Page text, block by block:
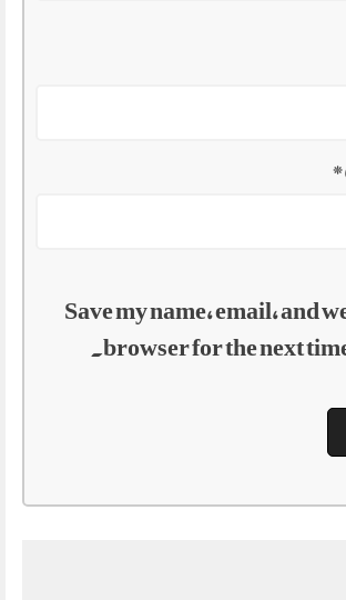
*
Save my name, email, and
browser for the next